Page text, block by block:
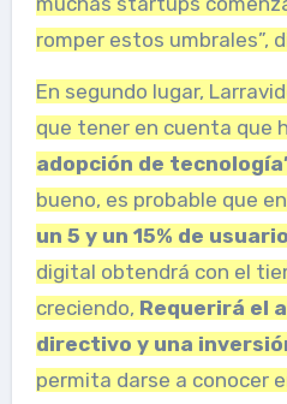
romper estos umbrales”,
En segundo lugar,
que tener en cuenta que
adopción de tecnología’
bueno, es probable que
un 5 y un 15% de
digital obtendrá con el
creciendo, Requerirá el
directivo y una
permita darse a conocer